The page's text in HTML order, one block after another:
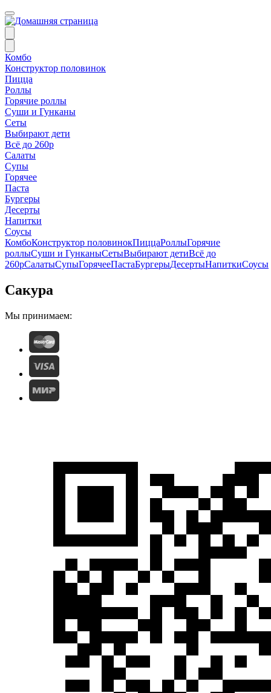
Комбо
Конструктор половинок
Пицца
Роллы
Горячие роллы
Суши и Гунканы
Сеты
Выбирают дети
Всё до 260р
Салаты
Супы
Горячее
Паста
Бургеры
Десерты
Напитки
Соусы
КомбоКонструктор половинокПиццаРоллыГорячие
роллыСуши и ГунканыСетыВыбирают детиВсё до
260рСалатыСупыГорячееПастаБургерыДесертыНапиткиСоусы
Сакура
Мы принимаем: